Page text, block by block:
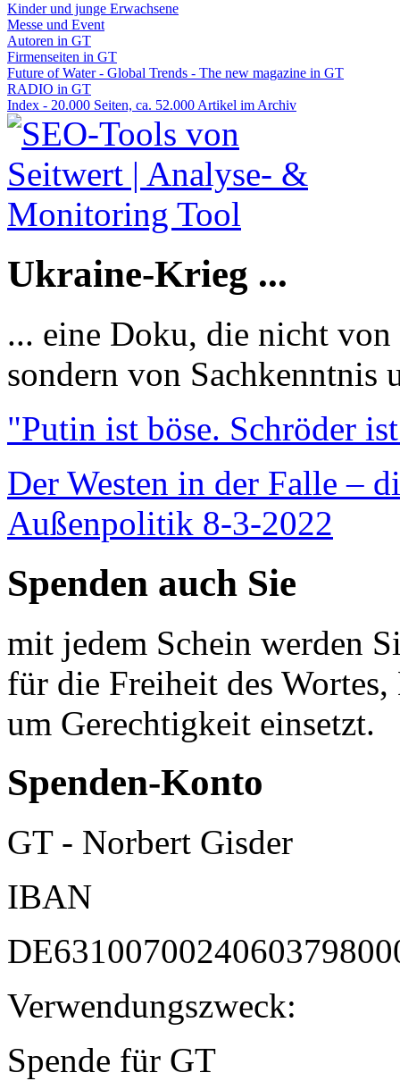
Kinder und junge Erwachsene
Messe und Event
Autoren in GT
Firmenseiten in GT
Future of Water - Global Trends - The new magazine in GT
RADIO in GT
Index - 20.000 Seiten, ca. 52.000 Artikel im Archiv
Ukraine-Krieg ...
... eine Doku, die nicht
sondern von Sachkenntnis
"Putin ist böse. Schröder
Der Westen in der Falle –
Außenpolitik 8-3-2022
Spenden auch Sie
mit jedem Schein werden
für die Freiheit des
um Gerechtigkeit einsetzt.
Spenden-Konto
GT - Norbert Gisder
IBAN
Verwendungszweck:
Spende für GT